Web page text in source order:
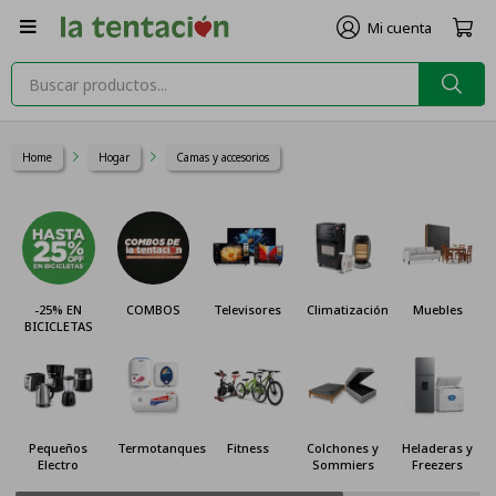

Home Hogar Camas y accesorios
-25% EN
BICICLETAS
COMBOS Televisores Climatización Muebles
Pequeños
Electro
Termotanques Fitness
Colchones y
Sommiers
Heladeras y
Freezers